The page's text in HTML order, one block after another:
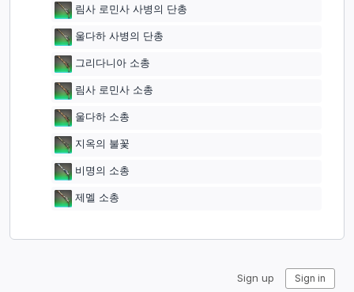
림사 로민사 사병의 단총
울다하 사병의 단총
그리다니아 소총
림사 로민사 소총
울다하 소총
지옥의 불꽃
비명의 소총
제멜 소총